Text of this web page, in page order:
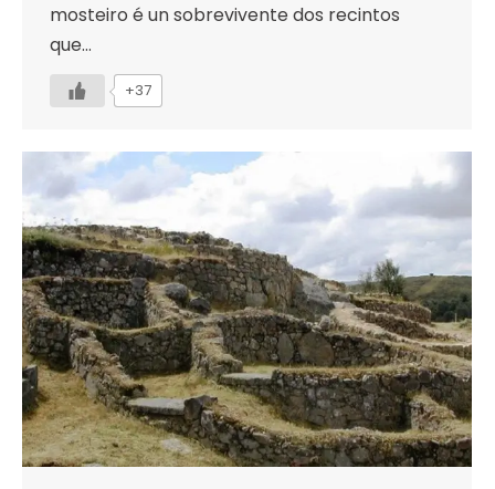
mosteiro é un sobrevivente dos recintos
que…
+37